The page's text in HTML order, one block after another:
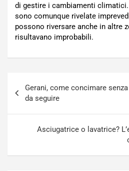
di gestire i cambiamenti
sono comunque rivelate
possono riversare anche in altre
risultavano improbabili.
articoli
Gerani, come concimare
da seguire
Asciugatrice o lavatrice?